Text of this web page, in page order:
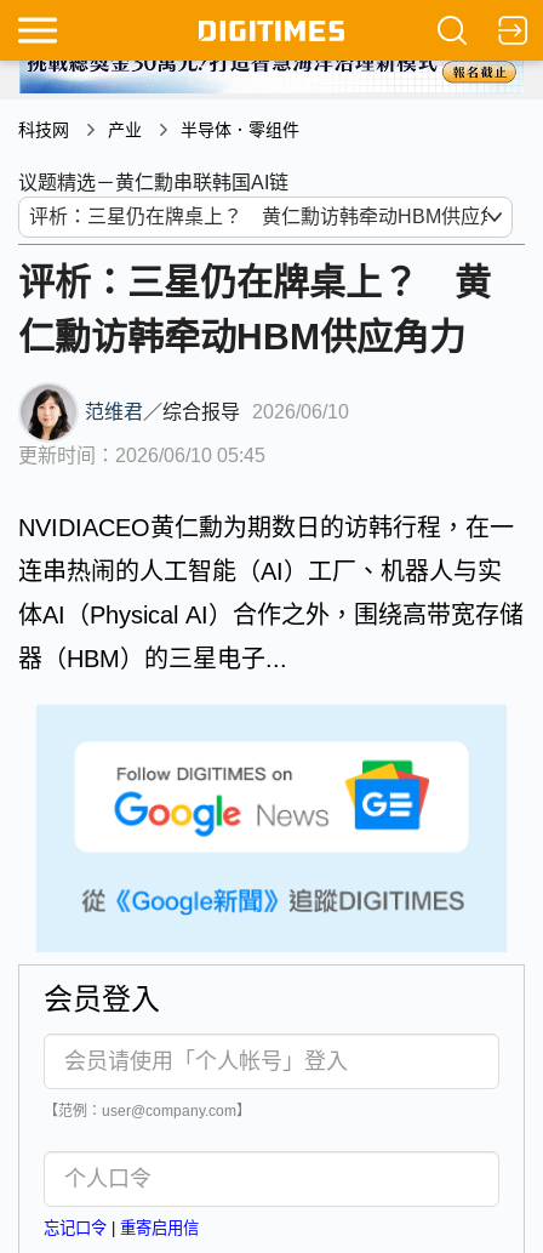
科技网 产业 半导体．零组件
议题精选－黄仁勳串联韩国AI链
评析：三星仍在牌桌上？ 黄
仁勳访韩牵动HBM供应角力
范维君／综合报导 2026/06/10
更新时间：2026/06/10 05:45
NVIDIACEO黄仁勳为期数日的访韩行程，在一
连串热闹的人工智能（AI）工厂、机器人与实
体AI（Physical AI）合作之外，围绕高带宽存储
器（HBM）的三星电子...
会员登入
【范例：user@company.com】
忘记口令 重寄启用信